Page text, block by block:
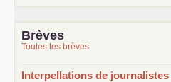
Brèves
Toutes les brèves
Interpellations de